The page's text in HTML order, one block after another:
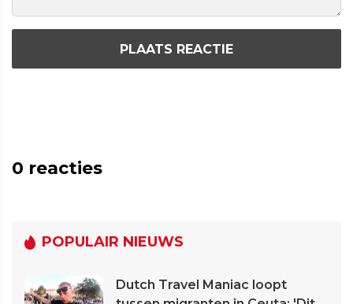
PLAATS REACTIE
0 reacties
POPULAIR NIEUWS
Dutch Travel Maniac loopt